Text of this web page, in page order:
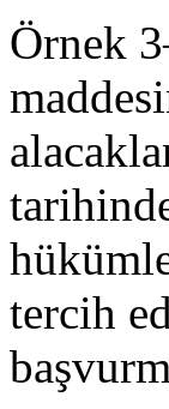
Örnek
tercih